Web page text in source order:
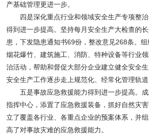
产基础管理更进一步。
四是深化重点行业和领域安全生产专项整治
得到进一步提高。坚持每月安全生产大检查的
患，下发隐患通知书69份，整改意见268条。
烟花爆竹、建筑施工、消防、特种设备等行业
治活动，帮助和督促大部分企业建立健全安全
安全生产工作逐步走上规范化、经常化管理轨道
五是事故应急救援能力得到进一步提高。成
指挥中心，添置了应急救援装备，抓好自然灾
立了覆盖各行业、各重点企业的预案体系，并
高了对事故灾难的应急救援能力。